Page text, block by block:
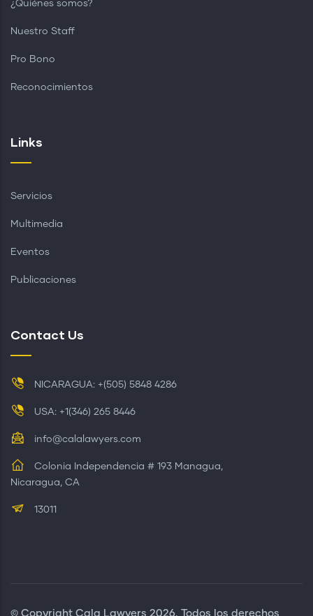
¿Quiénes somos?
Nuestro Staff
Pro Bono
Reconocimientos
Links
Servicios
Multimedia
Eventos
Publicaciones
Contact Us
NICARAGUA: +(505) 5848 4286
USA: +1(346) 265 8446
info@calalawyers.com
Colonia Independencia # 193 Managua,
Nicaragua, CA
13011
© Copyright Cala Lawyers 2026. Todos los derechos